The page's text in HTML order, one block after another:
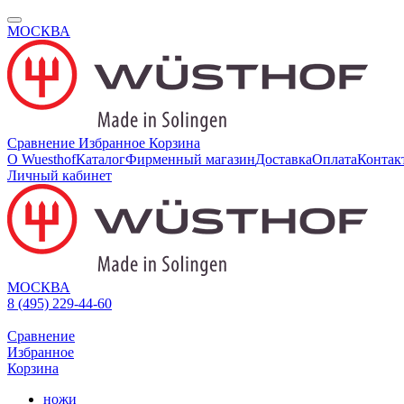
МОСКВА
Сравнение Избранное Корзина
О WuesthofКаталогФирменный магазинДоставкаОплата
Личный кабинет
МОСКВА
8 (495) 229-44-60
Сравнение
Избранное
Корзина
ножи